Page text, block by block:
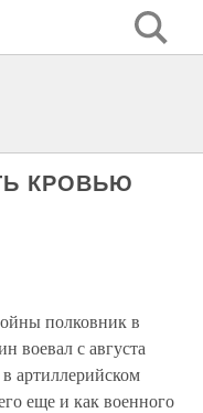
КРОВЬЮ
полковник в
воевал с августа
артиллерийском
еще и как военного